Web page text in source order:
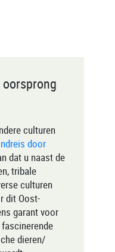
oorsprong
culturen
door
dat u naast de
tribale
culturen
dit Oost-
garant voor
dieren/